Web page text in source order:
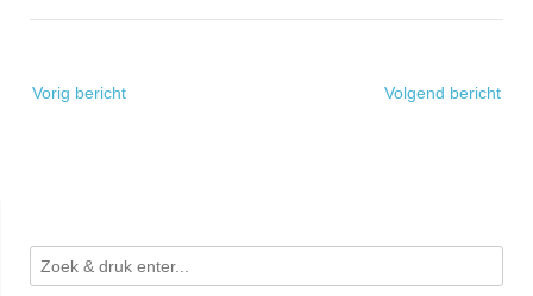
navigatie
Vorig bericht Volgend bericht